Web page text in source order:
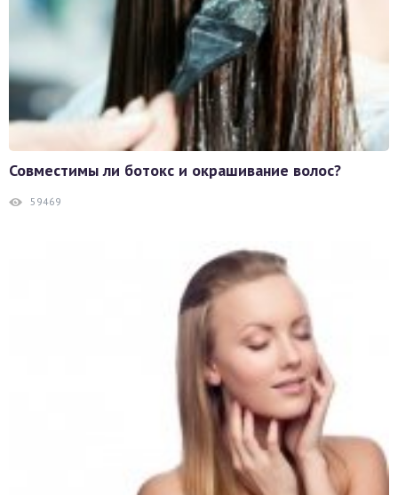
Совместимы ли ботокс и окрашивание волос?
59469